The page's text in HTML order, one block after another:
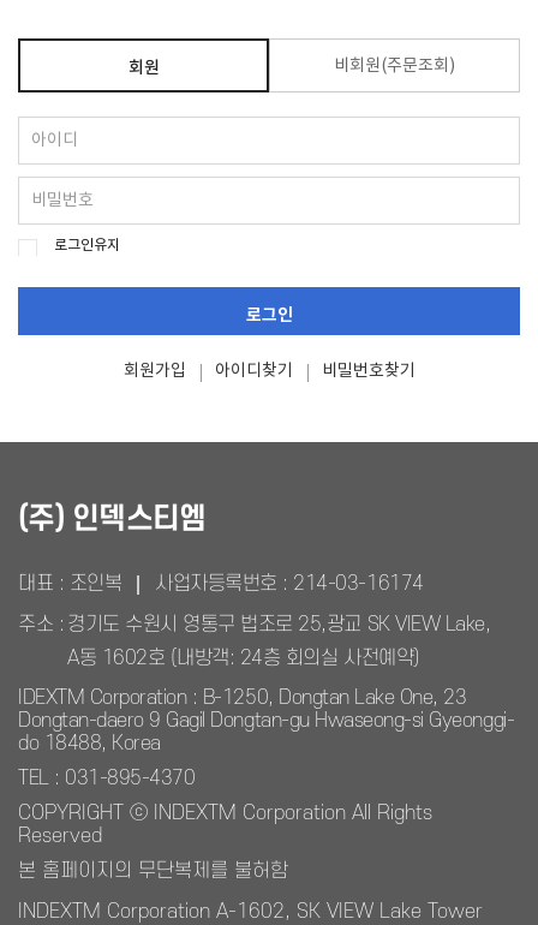
회원 비회원(주문조회)
로그인유지
로그인
회원가입 아이디찾기 비밀번호찾기
(주) 인덱스티엠
대표 : 조인복 사업자등록번호 : 214-03-16174
주소 : 경기도 수원시 영통구 법조로 25,광교 SK VIEW Lake,
A동 1602호 (내방객: 24층 회의실 사전예약)
IDEXTM Corporation : B-1250, Dongtan Lake One, 23
Dongtan-daero 9 Gagil Dongtan-gu Hwaseong-si Gyeonggi-
do 18488, Korea
TEL : 031-895-4370
COPYRIGHT ⓒ INDEXTM Corporation All Rights
Reserved
본 홈페이지의 무단복제를 불허함
INDEXTM Corporation A-1602, SK VIEW Lake Tower